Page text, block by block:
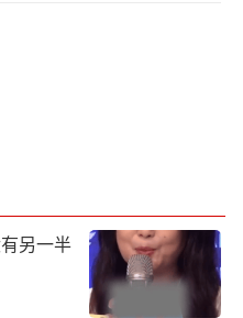
、品质”的理念，
观众心中。创作的
播出，广受各方关注
网建立亲密合作关系
另一半